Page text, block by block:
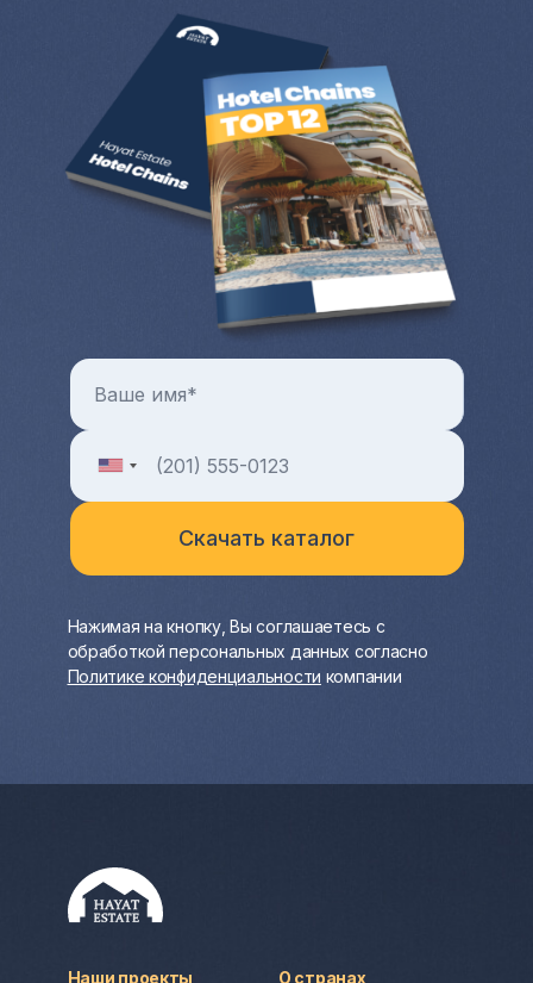
время вы можете проживать там.
Цены на коммерческую и жилую
недвижимость с каждым годом только
растут. Всегда можно продать квартиру
или дом за рубежом и выручить
довольно крупную разницу от продажи.
Больше преимуществ и особенностей от
покупки квартиры и любой другой зарубежной
недвижимости в целом можно узнать на
индивидуальной консультации с менеджером
Нажимая на кнопку, Вы соглашаетесь с
обработкой персональных данных согласно
Политике конфиденциальности компании
Наши проекты О странах